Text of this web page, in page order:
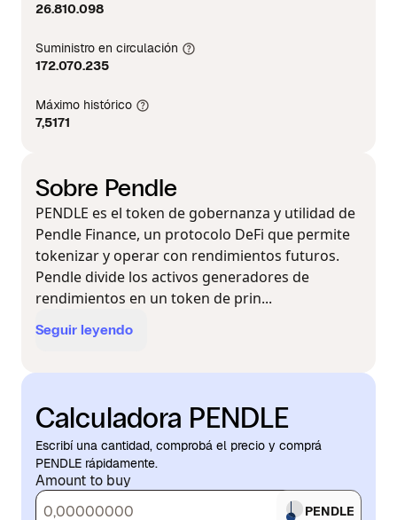
26.810.098
Suministro en circulación
172.070.235
Máximo histórico
7,5171
Sobre Pendle
PENDLE es el token de gobernanza y utilidad de
Pendle Finance, un protocolo DeFi que permite
tokenizar y operar con rendimientos futuros.
Pendle divide los activos generadores de
rendimientos en un token de prin...
Seguir leyendo
Calculadora PENDLE
Escribí una cantidad, comprobá el precio y comprá
PENDLE rápidamente.
Amount to buy
PENDLE